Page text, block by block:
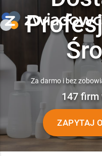
Za darmo i bez
147
ZAPYTAJ